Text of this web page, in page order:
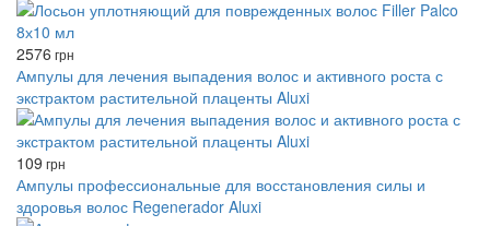
2576 грн
Ампулы для лечения выпадения волос и активного роста с
экстрактом растительной плаценты Aluxi
109 грн
Ампулы профессиональные для восстановления силы и
здоровья волос Regenerador Aluxi